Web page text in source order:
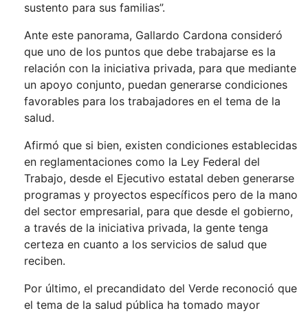
sustento para sus familias”.
Ante este panorama, Gallardo Cardona consideró
que uno de los puntos que debe trabajarse es la
relación con la iniciativa privada, para que mediante
un apoyo conjunto, puedan generarse condiciones
favorables para los trabajadores en el tema de la
salud.
Afirmó que si bien, existen condiciones establecidas
en reglamentaciones como la Ley Federal del
Trabajo, desde el Ejecutivo estatal deben generarse
programas y proyectos específicos pero de la mano
del sector empresarial, para que desde el gobierno,
a través de la iniciativa privada, la gente tenga
certeza en cuanto a los servicios de salud que
reciben.
Por último, el precandidato del Verde reconoció que
el tema de la salud pública ha tomado mayor